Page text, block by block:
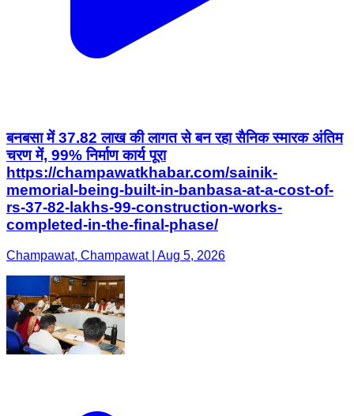
बनबसा में 37.82 लाख की लागत से बन रहा सैनिक स्मारक अंतिम
चरण में, 99% निर्माण कार्य पूरा
https://champawatkhabar.com/sainik-
memorial-being-built-in-banbasa-at-a-cost-of-
rs-37-82-lakhs-99-construction-works-
completed-in-the-final-phase/
Champawat, Champawat | Aug 5, 2026